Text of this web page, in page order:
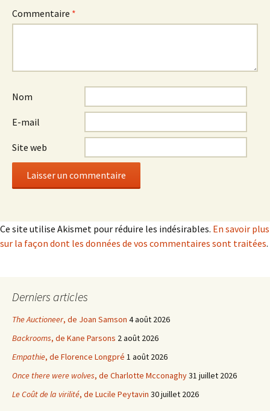
Commentaire *
Nom
E-mail
Site web
Ce site utilise Akismet pour réduire les indésirables. En savoir plus
sur la façon dont les données de vos commentaires sont traitées.
Derniers articles
The Auctioneer, de Joan Samson 4 août 2026
Backrooms, de Kane Parsons 2 août 2026
Empathie, de Florence Longpré 1 août 2026
Once there were wolves, de Charlotte Mcconaghy31 juillet 2026
Le Coût de la virilité, de Lucile Peytavin 30 juillet 2026